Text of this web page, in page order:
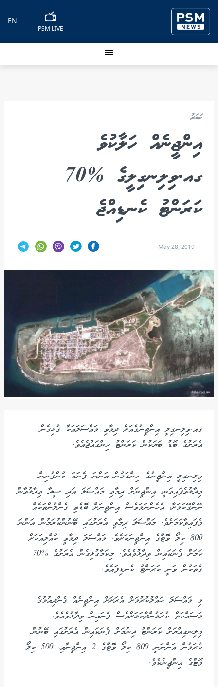
PSM LIVE
EN
ޚަބަރު
އިންޖީނެއް ހަލާކުވެ
ގއ.ވިލިނގިލީގެ %70
ކަރަންޓު ކެނޑިއްޖެ
May 28, 2019
ގއ.ވިލިނގިލީ އިންޖީނުގެއަށް ދިމާވި މައްސަލައަކާ ގުޅިގެން
އެރަށުގެ ބޮޑު ބަޔަކުން ކަރަންޓު ހިންގައްޖެއެވެ.
ވިލިނގިލީ އިންޖީނުގެ ހިންގަމުން އަންނަ ފެނަކަ ކުންފުނިން
ވިދާޅުވެފައިވަނީ، އިންޖީނަށް ދިމާވި މައްސަލަ އަދި ސީދާ ވިދާޅުވާން
ނޭންގޭކަމަށާ، އެހެންނަމަވެސް އިންޖީނަށް ބޮޑެތި ގެންލުންތަކެއް
ވެފައިވާކަމަށެވެ. މައްސަލަ ދިމާވީ އެރަށުގައި ބޭނުންކުރަމުން އަންނަ
800 ކިލޯ ވޮޓްގެ އިންޖީނަކަށެވެ. މައްސަލަ ދިމާވީ ކުއްލިއަކަށް
ކަމަށް ފެނަކައިން ވިދާޅުވެއެވެ. މިކަމާގުޅިގެން އެރަށުގެ %70
ގެތަކުން ވަނީ ކަރަންޓު ކެނޑިފައެވެ.
މި މައްސަލަ ޙައްލުކުރުމަށް އެރަށަށް އިންޖީނެއް ގެންދިއުމުގެ
މަސައްކަތް ކުރަމުންދާކަމަށްވެސް ފެނައިން ވިދާޅުވެއެވެ.
ވިލިނގިއްޔަށް ކަރަންޓު ދިނުމަށް ފެނަކައިން އެރަށުގައި ބޭނުން
ކުރަމުން އަންނަނީ 800 ކިލޯ ވޮޓްގެ 2 އިންޖީނާއި، 500 ކިލޯ
ވޮޓްގެ އިންޖީނެކެވެ.